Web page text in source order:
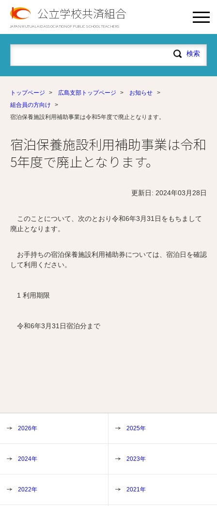
公立学校共済組合
JAPAN MUTUAL AID ASSOCIATION OF PUBLIC SCHOOL TEACHERS
トップページ > 広島支部トップページ > お知らせ
>
組合員の方向け
>
宿泊保養施設利用補助事業は令和5年度で廃止となります。
宿泊保養施設利用補助事業は令和
5年度で廃止となります。
更新日: 2024年03月28日
このことについて、次のとおり令和6年3月31日をもちまして
廃止となります。
お手持ちの宿泊保養施設利用補助券については、宿泊日を確認
して利用ください。
1 利用期限
令和6年3月31日宿泊分まで
2026年 2025年
2024年 2023年
2022年 2021年